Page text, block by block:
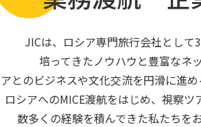
JICは、ロシア専門旅行会社として
培ってきたノウハウと豊富なネ
とのビジネスや文化交流を円滑に進
ロシアへのMICE渡航をはじめ、視察ツ
数多くの経験を積んできた私たちを